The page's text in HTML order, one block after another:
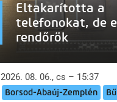
Eltakarította a
telefonokat, de
rendőrök
2026. 08. 06., cs – 15:37
Borsod-Abaúj-Zemplén